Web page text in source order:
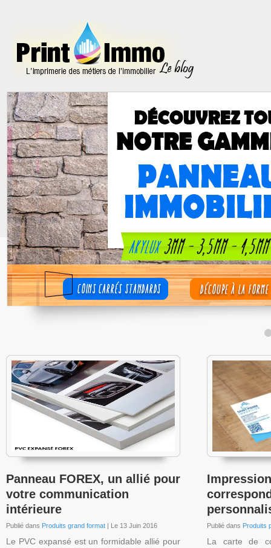
Panneau FOREX, un allié pour
votre communication
intérieure
Publié dans Produits grand format | Le 13 Juin 2016
Le PVC expansé est un formidable allié pour
Publié dans Produits
La carte de